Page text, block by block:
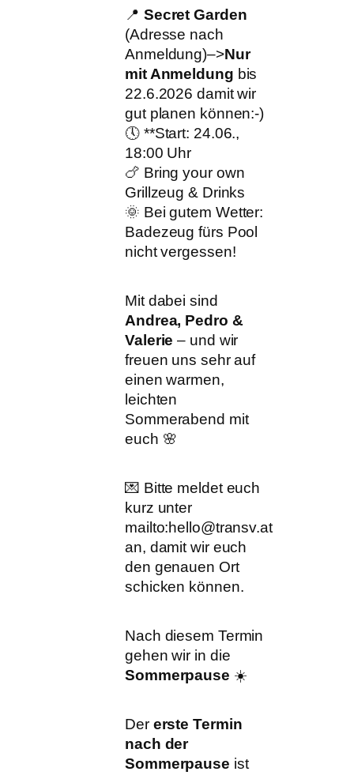
📍 Secret Garden
(Adresse nach
Anmeldung)–>Nur
mit Anmeldung bis
22.6.2026 damit wir
gut planen können:-)
🕔 **Start: 24.06.,
18:00 Uhr
🍗 Bring your own
Grillzeug & Drinks
🌞 Bei gutem Wetter:
Badezeug fürs Pool
nicht vergessen!
Mit dabei sind
Andrea, Pedro &
Valerie – und wir
freuen uns sehr auf
einen warmen,
leichten
Sommerabend mit
euch 🌸
💌 Bitte meldet euch
kurz unter
mailto:hello@transv.at
an, damit wir euch
den genauen Ort
schicken können.
Nach diesem Termin
gehen wir in die
Sommerpause ☀️
Der erste Termin
nach der
Sommerpause ist